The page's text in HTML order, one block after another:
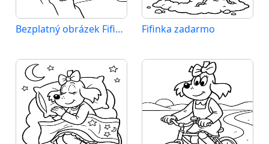
Bezplatný obrázek Fifinky Fifinka zadarmo